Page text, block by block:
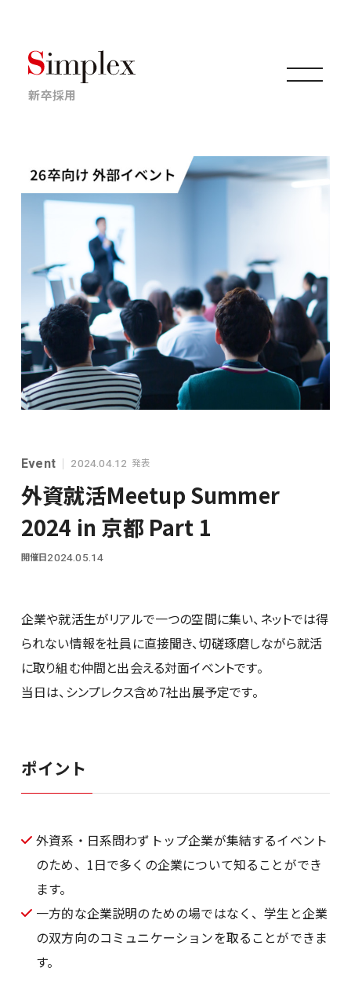
仕事について
キャリアについて
採用情報
ニュース・イベント
シンプレクスグループ基本情報
28卒
新卒採用
Event 2024.04.12 発表
外資就活Meetup Summer
2024 in 京都 Part 1
開催日2024.05.14
企業や就活生がリアルで一つの空間に集い、ネットでは得
られない情報を社員に直接聞き、切磋琢磨しながら就活
に取り組む仲間と出会える対面イベントです。
当日は、シンプレクス含め7社出展予定です。
ポイント
外資系・日系問わずトップ企業が集結するイベント
のため、1日で多くの企業について知ることができ
ます。
一方的な企業説明のための場ではなく、学生と企業
の双方向のコミュニケーションを取ることができま
す。